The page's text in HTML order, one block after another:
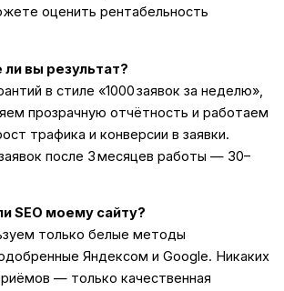
оценить рентабельность
вы результат?
в стиле «1000 заявок за неделю»,
прозрачную отчётность и работаем
трафика и конверсии в заявки.
после 3 месяцев работы — 30–
SEO моему сайту?
только белые методы
Яндексом и Google. Никаких
— только качественная